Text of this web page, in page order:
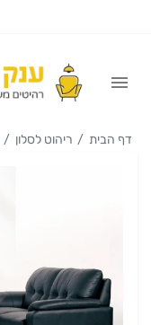
דף הבית ריהוט לסלון